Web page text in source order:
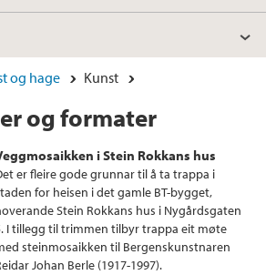
og hage Kunst
og formater
i Stein Rokkans hus
er fleire gode grunnar til å ta trappa i
for heisen i det gamle BT-bygget,
Stein Rokkans hus i Nygårdsgaten
I tillegg til trimmen tilbyr trappa eit møte
steinmosaikken til Bergenskunstnaren
Johan Berle (1917-1997).